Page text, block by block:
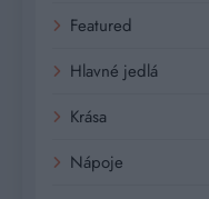
Featured
Hlavné jedlá
Krása
Nápoje